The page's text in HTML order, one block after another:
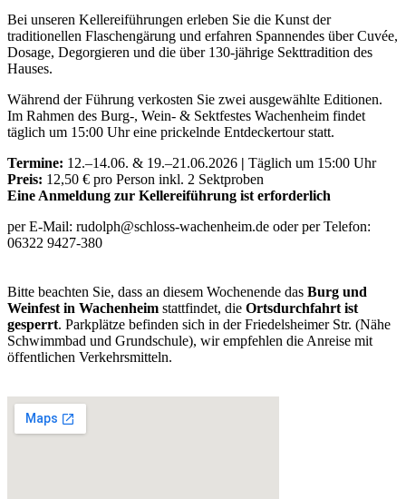
Bei unseren Kellereiführungen erleben Sie die Kunst der
traditionellen Flaschengärung und erfahren Spannendes über Cuvée,
Dosage, Degorgieren und die über 130-jährige Sekttradition des
Hauses.
Während der Führung verkosten Sie zwei ausgewählte Editionen.
Im Rahmen des Burg-, Wein- & Sektfestes Wachenheim findet
täglich um 15:00 Uhr eine prickelnde Entdeckertour statt.
Termine: 12.–14.06. & 19.–21.06.2026 | Täglich um 15:00 Uhr
Preis: 12,50 € pro Person inkl. 2 Sektproben
Eine Anmeldung zur Kellereiführung ist erforderlich
per E-Mail: rudolph@schloss-wachenheim.de oder per Telefon:
06322 9427-380
Bitte beachten Sie, dass an diesem Wochenende das Burg und
Weinfest in Wachenheim stattfindet, die Ortsdurchfahrt ist
gesperrt. Parkplätze befinden sich in der Friedelsheimer Str. (Nähe
Schwimmbad und Grundschule), wir empfehlen die Anreise mit
öffentlichen Verkehrsmitteln.